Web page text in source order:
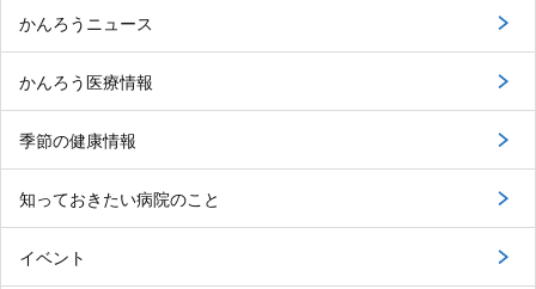
かんろうニュース
かんろう医療情報
季節の健康情報
知っておきたい病院のこと
イベント